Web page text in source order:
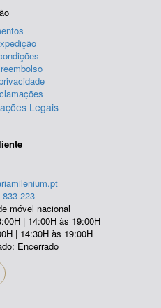
Legais
223
móvel nacional
| 14:00H às 19:00H
| 14:30H às 19:00H
Encerrado